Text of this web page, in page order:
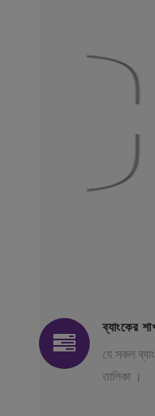
ব্যাংকের
যে সকল
তালিকা ।